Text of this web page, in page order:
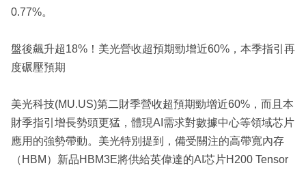
0.77%。
盤後飆升超18%！美光營收超預期勁增近60%，本季指引再
度碾壓預期
美光科技(MU.US)第二財季營收超預期勁增近60%，而且本
財季指引增長勢頭更猛，體現AI需求對數據中心等領域芯片
應用的強勢帶動。美光特別提到，備受關注的高帶寬內存
（HBM）新品HBM3E將供給英偉達的AI芯片H200 Tensor